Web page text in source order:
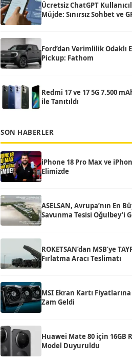
Ücretsiz ChatGPT
Müjde: Sınırsız Sohbet ve
Ford’dan Verimlilik Odaklı
Pickup: Fathom
Redmi 17 ve 17 5G 7.500
ile Tanıtıldı
SON HABERLER
iPhone 18 Pro Max ve
Elimizde
ASELSAN, Avrupa’nın En
Savunma Tesisi Oğulbey’i
ROKETSAN’dan MSB’ye
Fırlatma Aracı Teslimatı
MSI Ekran Kartı Fiyatlarına
Zam Geldi
Huawei Mate 80 için 16GB
Model Duyuruldu